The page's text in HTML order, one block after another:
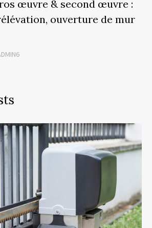
œuvre & second œuvre :
ouverture de mur